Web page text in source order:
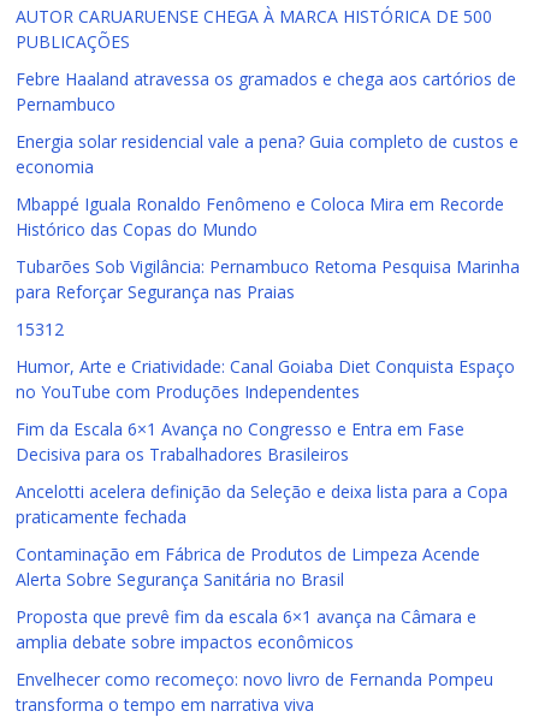
AUTOR CARUARUENSE CHEGA À MARCA HISTÓRICA DE 500
PUBLICAÇÕES
Febre Haaland atravessa os gramados e chega aos cartórios de
Pernambuco
Energia solar residencial vale a pena? Guia completo de custos e
economia
Mbappé Iguala Ronaldo Fenômeno e Coloca Mira em Recorde
Histórico das Copas do Mundo
Tubarões Sob Vigilância: Pernambuco Retoma Pesquisa Marinha
para Reforçar Segurança nas Praias
15312
Humor, Arte e Criatividade: Canal Goiaba Diet Conquista Espaço
no YouTube com Produções Independentes
Fim da Escala 6×1 Avança no Congresso e Entra em Fase
Decisiva para os Trabalhadores Brasileiros
Ancelotti acelera definição da Seleção e deixa lista para a Copa
praticamente fechada
Contaminação em Fábrica de Produtos de Limpeza Acende
Alerta Sobre Segurança Sanitária no Brasil
Proposta que prevê fim da escala 6×1 avança na Câmara e
amplia debate sobre impactos econômicos
Envelhecer como recomeço: novo livro de Fernanda Pompeu
transforma o tempo em narrativa viva